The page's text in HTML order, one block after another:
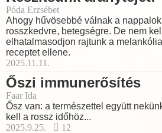
Póda Erzsébet
Ahogy hűvösebbé válnak a
rosszkedvre, betegségre. De nem
elhatalmasodjon rajtunk a
receptet ellene.
2025.11.11.
Őszi immunerősítés
Faar Ida
Ősz van: a természettel együtt
kell a rossz időhöz...
2025.9.25.
12